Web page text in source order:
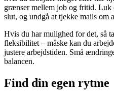
grænser mellem job og fritid. Luk
slut, og undgå at tjekke mails om
Hvis du har mulighed for det, så
fleksibilitet – måske kan du
justere arbejdstiden. Små
balancen.
Find din egen rytme